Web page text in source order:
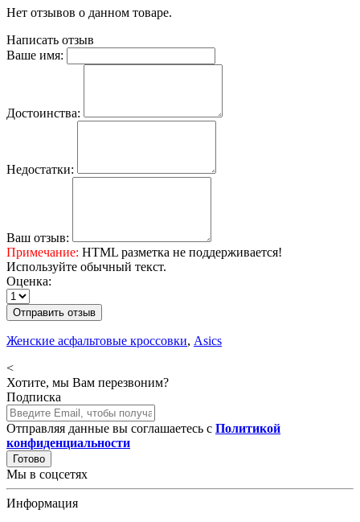
Нет отзывов о данном товаре.
Написать отзыв
Ваше имя:
Достоинства:
Недостатки:
Ваш отзыв:
Примечание: HTML разметка не поддерживается!
Используйте обычный текст.
Оценка:
Отправить отзыв
Женские асфальтовые кроссовки, Asics
<
Хотите, мы Вам перезвоним?
Подписка
Отправляя данные вы соглашаетесь с Политикой
конфиденциальности
Готово
Мы в соцсетях
Информация